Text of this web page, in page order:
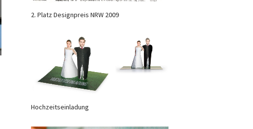
2. Platz Designpreis NRW 2009
Hochzeitseinladung